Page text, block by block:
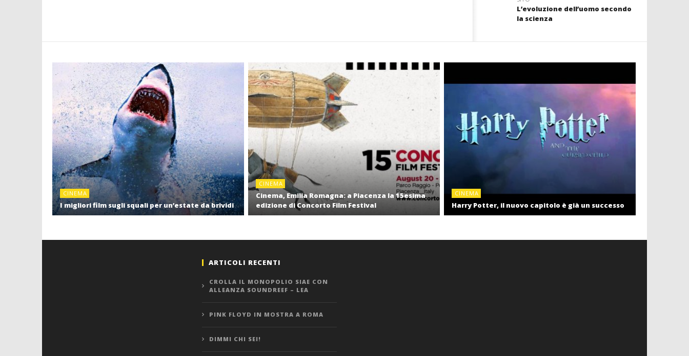
L’evoluzione dell’uomo secondo
la scienza
CINEMA
I migliori film sugli squali per un’estate da brividi
CINEMA
Cinema, Emilia Romagna: a Piacenza la 15esima
edizione di Concorto Film Festival
CINEMA
Harry Potter, il nuovo capitolo è già un successo
ARTICOLI RECENTI
CROLLA IL MONOPOLIO SIAE CON
ALLEANZA SOUNDREEF – LEA
PINK FLOYD IN MOSTRA A ROMA
DIMMI CHI SEI!